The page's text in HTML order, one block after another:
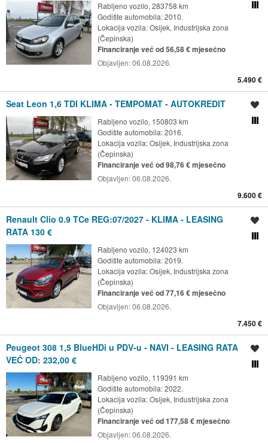
Rabljeno vozilo, 283758 km
Godište automobila: 2010.
Lokacija vozila:Osijek, Industrijska zona
(Čepinska)
Financiranje već od 56,58 € mjesečno
Objavljen:06.08.2026.
5.490 €
Seat Leon 1,6 TDI KLIMA - TEMPOMAT - AUTOKREDIT
Rabljeno vozilo, 150803 km
Godište automobila: 2016.
Lokacija vozila:Osijek, Industrijska zona
(Čepinska)
Financiranje već od 98,76 € mjesečno
Objavljen:06.08.2026.
9.600 €
Renault Clio 0.9 TCe REG:07/2027 - KLIMA - LEASING
RATA 130 €
Rabljeno vozilo, 124023 km
Godište automobila: 2019.
Lokacija vozila:Osijek, Industrijska zona
(Čepinska)
Financiranje već od 77,16 € mjesečno
Objavljen:06.08.2026.
7.450 €
Peugeot 308 1,5 BlueHDi u PDV-u - NAVI - LEASING RATA
VEĆ OD: 232,00 €
Rabljeno vozilo, 119391 km
Godište automobila: 2022.
Lokacija vozila:Osijek, Industrijska zona
(Čepinska)
Financiranje već od 177,58 € mjesečno
Objavljen:06.08.2026.